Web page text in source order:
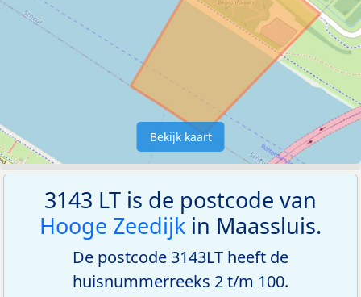
Bekijk kaart
3143 LT is de postcode van
Hooge Zeedijk in Maassluis.
De postcode 3143LT heeft de
huisnummerreeks 2 t/m 100.